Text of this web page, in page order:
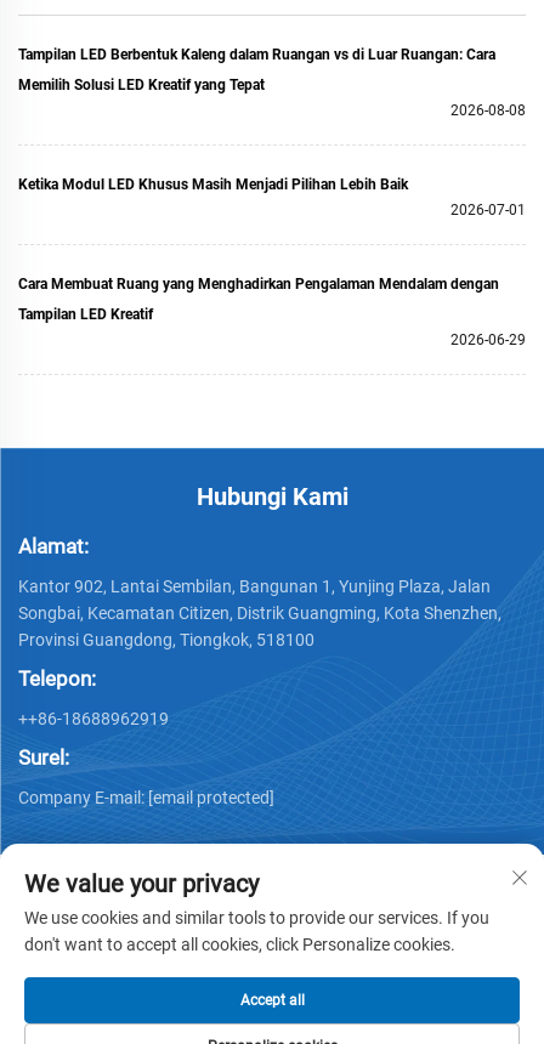
Tampilan LED Berbentuk Kaleng dalam Ruangan vs di Luar Ruangan: Cara
Memilih Solusi LED Kreatif yang Tepat
2026-08-08
Ketika Modul LED Khusus Masih Menjadi Pilihan Lebih Baik
2026-07-01
Cara Membuat Ruang yang Menghadirkan Pengalaman Mendalam dengan
Tampilan LED Kreatif
2026-06-29
Hubungi Kami
Alamat:
Kantor 902, Lantai Sembilan, Bangunan 1, Yunjing Plaza, Jalan
Songbai, Kecamatan Citizen, Distrik Guangming, Kota Shenzhen,
Provinsi Guangdong, Tiongkok, 518100
Telepon:
++86-18688962919
Surel:
Company E-mail: [email protected]
We value your privacy
We use cookies and similar tools to provide our services. If you
don't want to accept all cookies, click Personalize cookies.
Accept all